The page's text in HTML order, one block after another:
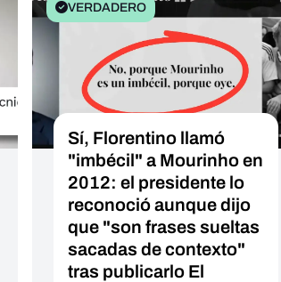
VERDADERO
Sí, Florentino llamó
"imbécil" a Mourinho en
2012: el presidente lo
reconoció aunque dijo
que "son frases sueltas
sacadas de contexto"
tras publicarlo El